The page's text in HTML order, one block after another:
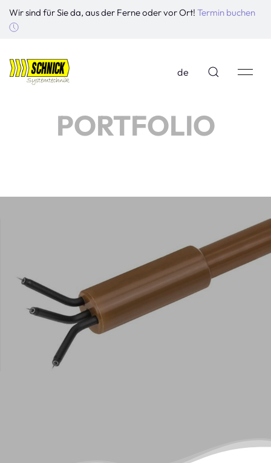
Wir sind für Sie da, aus der Ferne oder vor Ort! Termin buchen
de
PORTFOLIO